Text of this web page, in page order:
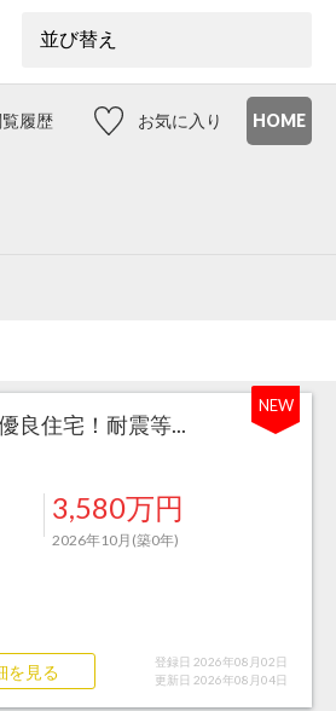
HOME
お気に入り
履歴
NEW
良住宅！耐震等...
3,580万円
2026年10月(築0年)
を見る
登録日 2026年08月02日
更新日 2026年08月04日